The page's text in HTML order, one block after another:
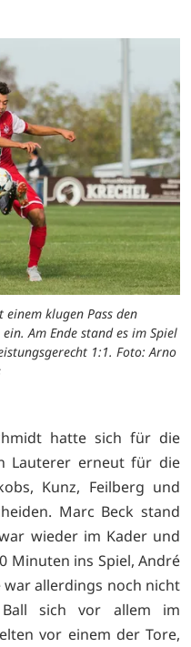
klugen Pass den
Am Ende stand es im Spiel
1:1. Foto: Arno
hatte sich für die
Lauterer erneut für die
Kunz, Feilberg und
Marc Beck stand
wieder im Kader und
Minuten ins Spiel, André
war allerdings noch nicht
Ball sich vor allem im
vor einem der Tore,